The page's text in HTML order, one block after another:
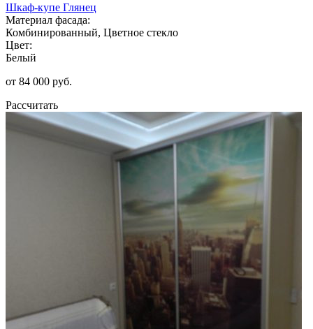
Шкаф-купе Глянец
Материал фасада:
Комбинированный, Цветное стекло
Цвет:
Белый
от 84 000 руб.
Рассчитать